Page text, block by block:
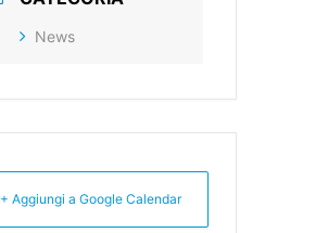
News
+ Aggiungi a Google Calendar